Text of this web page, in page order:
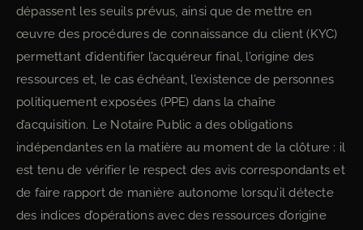
dépassent les seuils prévus, ainsi que de mettre en
œuvre des procédures de connaissance du client (KYC)
permettant d’identifier l’acquéreur final, l’origine des
ressources et, le cas échéant, l’existence de personnes
politiquement exposées (PPE) dans la chaîne
d’acquisition. Le Notaire Public a des obligations
indépendantes en la matière au moment de la clôture : il
est tenu de vérifier le respect des avis correspondants et
de faire rapport de manière autonome lorsqu’il détecte
des indices d’opérations avec des ressources d’origine